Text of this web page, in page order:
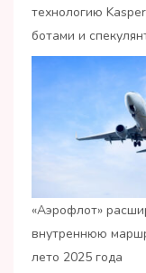
технологию
ботами и
«Аэрофлот»
внутреннюю
лето 2025 года